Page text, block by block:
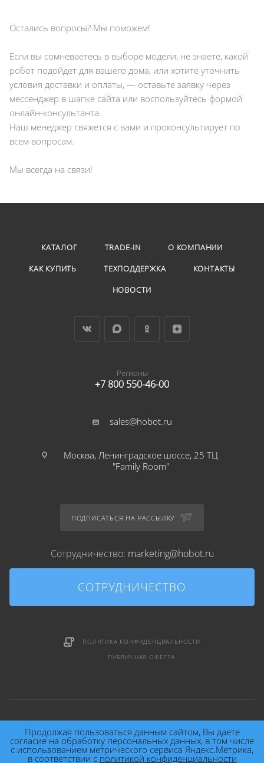
Остались вопросы? Мы поможем!
Если вы сомневаетесь в выборе модели, не знаете, какой
робот подойдет для вашего дома, или хотите уточнить
условия доставки и оплаты, — оставьте заявку через
мессенджер в шапке сайта или воспользуйтесь формой
онлайн-консультанта.
Наш менеджер свяжется с вами и проконсультирует по
всем вопросам.
Мы всегда на связи!
КАТАЛОГ TRADE-IN
О КОМПАНИИ
КАК КУПИТЬ
ТЕХПОДДЕРЖКА
КОНТАКТЫ
НОВОСТИ
Регионы
+7 800 550-46-00
sales@hobot.ru
Москва, Ленинградское шоссе, 25 ТЦ
"Family Room"
ПОДПИСАТЬСЯ НА РАССЫЛКУ
Сотрудничество: marketing@hobot.ru
СОТРУДНИЧЕСТВО
ПОЛИТИКА КОНФИДЕНЦИАЛЬНОСТИ
ПУБЛИЧНАЯ ОФЕРТА
2026 © HOBOT (HOme roBOT) Technology Inc.
Продолжая пользоваться данным сайтом, Вы даете
согласие на обработку персональных данных, в том числе
с использованием метрического сервиса Яндекс.Метрика,
в соответствии с политикой конфиденциальности